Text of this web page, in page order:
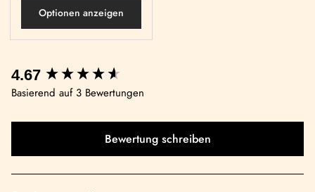
Optionen anzeigen
4.67
Basierend auf 3 Bewertungen
Bewertung schreiben